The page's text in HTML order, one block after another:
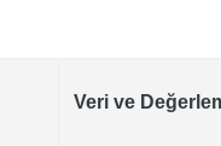
Veri ve